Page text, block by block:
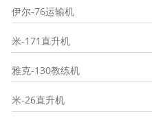
伊尔-76运输机
米-171直升机
雅克-130教练机
米-26直升机